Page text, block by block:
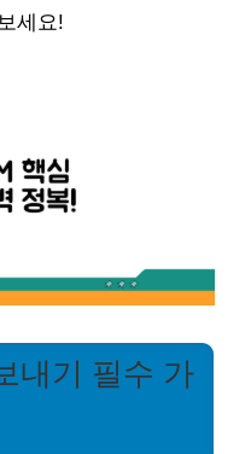
세요!
내기 필수 가